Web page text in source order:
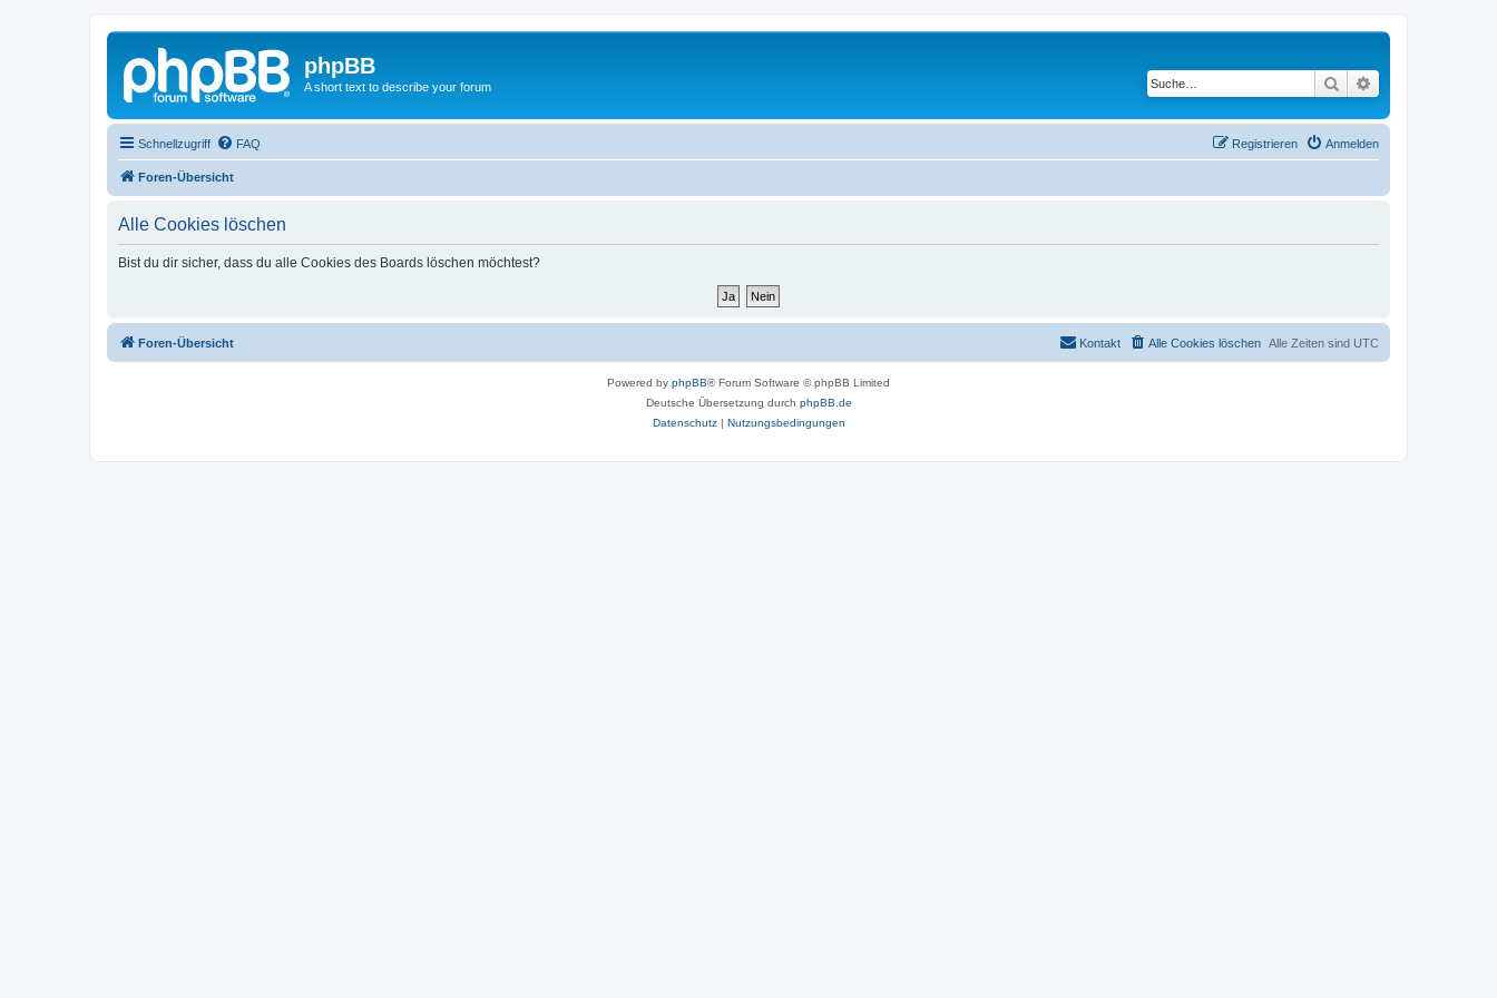
phpBB
A short text to describe your forum Suche
Schnellzugriff FAQ Anmelden
Registrieren
Foren-Übersicht
Alle Cookies löschen
Bist du dir sicher, dass du alle Cookies des Boards löschen möchtest?
Foren-Übersicht Alle Zeiten sind UTC
Alle Cookies löschen
Kontakt
Powered by phpBB® Forum Software © phpBB Limited
Deutsche Übersetzung durch phpBB.de
Datenschutz| Nutzungsbedingungen